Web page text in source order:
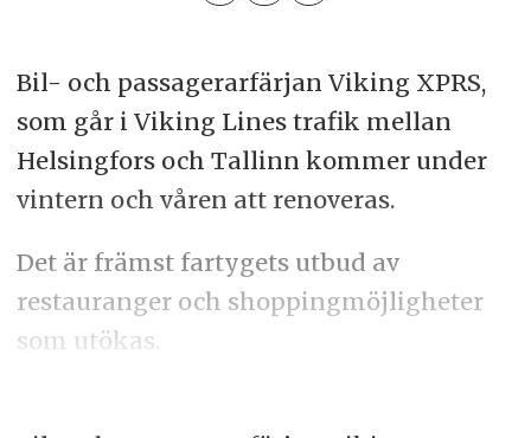
Bil- och passagerarfärjan Viking XPRS,
som går i Viking Lines trafik mellan
Helsingfors och Tallinn kommer under
vintern och våren att renoveras.
Det är främst fartygets utbud av
restauranger och shoppingmöjligheter
som utökas.